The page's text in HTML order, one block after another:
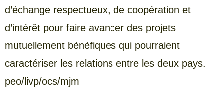
d’échange respectueux, de coopération et
d’intérêt pour faire avancer des projets
mutuellement bénéfiques qui pourraient
caractériser les relations entre les deux pays.
peo/livp/ocs/mjm